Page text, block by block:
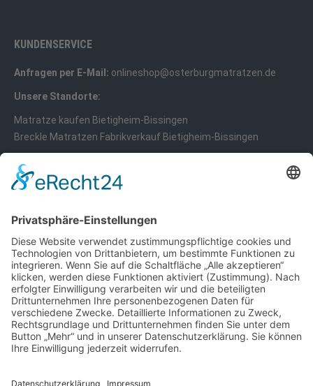
KUNDENSERVICE
Anfragen per E-Mail: onlineshop@osterburgmatratzen.de
Unsere Standorte:
Matratze kaufen Bietigheim-Bissingen
Breckle Matratzen Fabrikverkauf Bietigheim-Bissingen